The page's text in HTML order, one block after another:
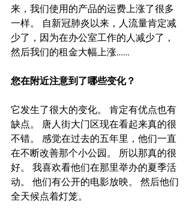
来，我们使用的产品的运费上涨了很多
一样。 自新冠肺炎以来，人流量肯定减
少了，因为在办公室工作的人减少了，
然后我们的租金大幅上涨……
您在附近注意到了哪些变化？
它发生了很大的变化。 肯定有优点也有
缺点。 唐人街大门区现在看起来真的很
不错。 感觉在过去的五年里，他们一直
在不断改善那个小公园。 所以那真的很
好。 我喜欢看他们在那里举办的夏季活
动。 他们有公开的电影放映。 然后他们
全天候点着灯笼。